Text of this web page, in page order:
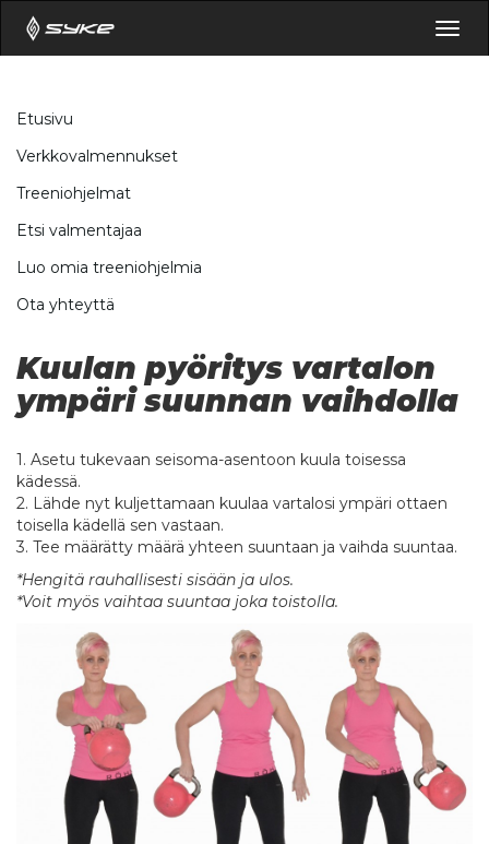
Etusivu
Verkkovalmennukset
Treeniohjelmat
Etsi valmentajaa
Luo omia treeniohjelmia
Ota yhteyttä
Kuulan pyöritys vartalon
ympäri suunnan vaihdolla
1. Asetu tukevaan seisoma-asentoon kuula toisessa
kädessä.
2. Lähde nyt kuljettamaan kuulaa vartalosi ympäri ottaen
toisella kädellä sen vastaan.
3. Tee määrätty määrä yhteen suuntaan ja vaihda suuntaa.
*Hengitä rauhallisesti sisään ja ulos.
*Voit myös vaihtaa suuntaa joka toistolla.